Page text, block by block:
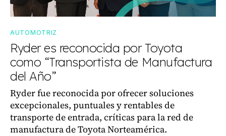
AUTOMOTRIZ
Ryder es reconocida por Toyota
como “Transportista de Manufactura
del Año”
Ryder fue reconocida por ofrecer soluciones
excepcionales, puntuales y rentables de
transporte de entrada, críticas para la red de
manufactura de Toyota Norteamérica.